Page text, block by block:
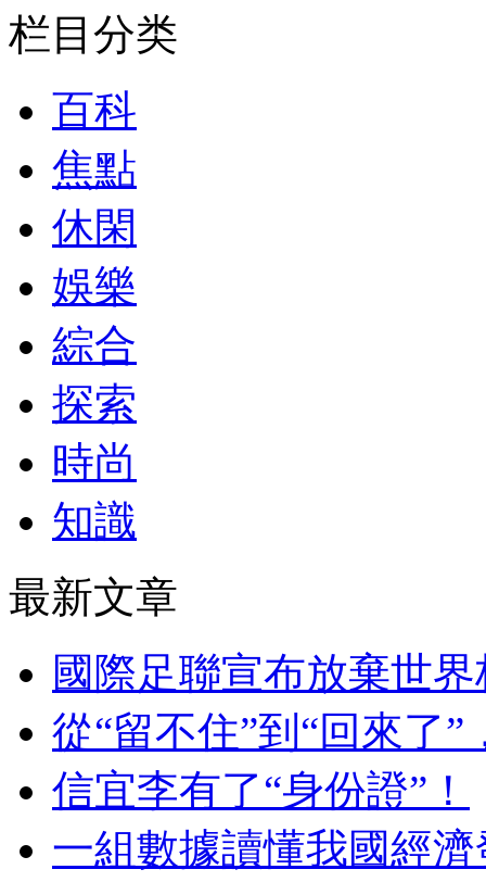
栏目分类
百科
焦點
休閑
娛樂
綜合
探索
時尚
知識
最新文章
國際足聯宣布放棄世
從“留不住”到“回來了
信宜李有了“身份證”！
一組數據讀懂我國經